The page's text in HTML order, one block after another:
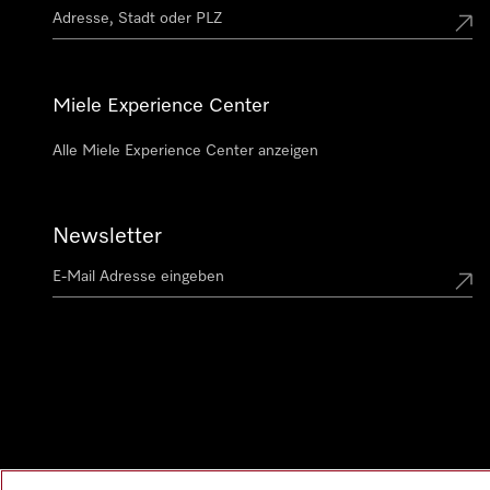
Miele Experience Center
Alle Miele Experience Center anzeigen
Newsletter